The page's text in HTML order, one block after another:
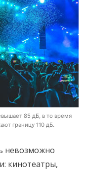
85 дБ, в то время
границу 110 дБ.
невозможно
кинотеатры,